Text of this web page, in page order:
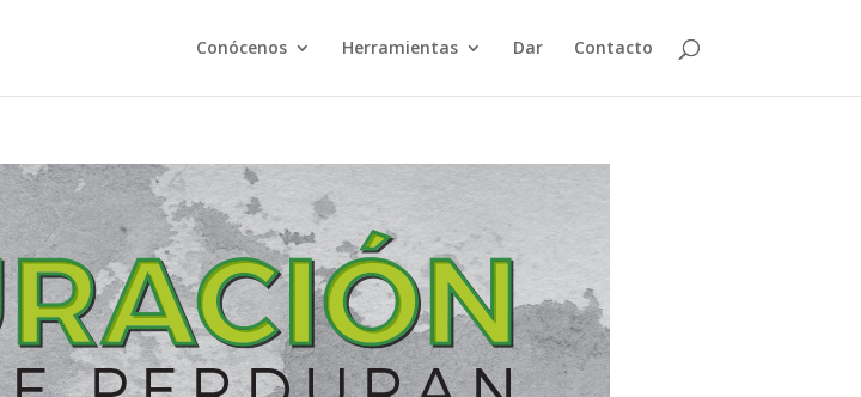
Conócenos Herramientas Dar Contacto